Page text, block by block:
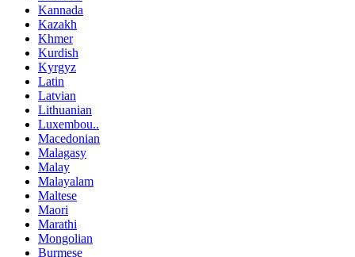
Kannada
Kazakh
Khmer
Kurdish
Kyrgyz
Latin
Latvian
Lithuanian
Luxembou..
Macedonian
Malagasy
Malay
Malayalam
Maltese
Maori
Marathi
Mongolian
Burmese